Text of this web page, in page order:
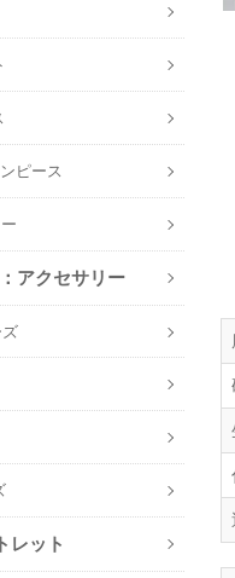
ピース
アクセサリー
レット